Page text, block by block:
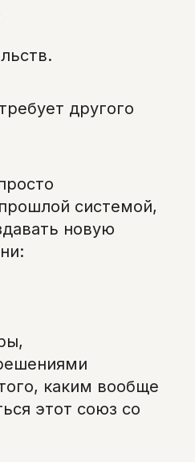
другого
системой,
новую
каким вообще
этот союз со